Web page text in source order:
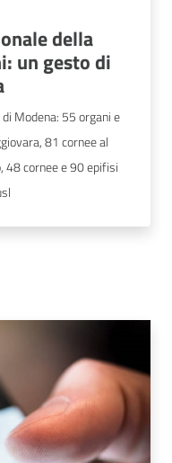
della
un gesto di
Modena: 55 organi e
81 cornee al
48 cornee e 90 epifisi